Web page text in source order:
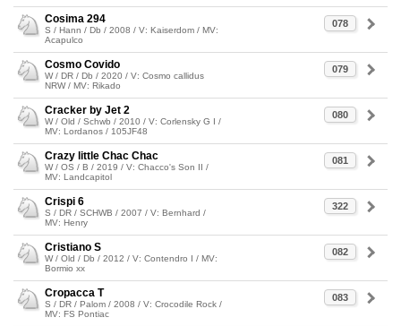
078
Cosima 294
S / Hann / Db / 2008 / V: Kaiserdom / MV:
Acapulco
079
Cosmo Covido
W / DR / Db / 2020 / V: Cosmo callidus
NRW / MV: Rikado
080
Cracker by Jet 2
W / Old / Schwb / 2010 / V: Corlensky G I /
MV: Lordanos / 105JF48
081
Crazy little Chac Chac
W / OS / B / 2019 / V: Chacco's Son II /
MV: Landcapitol
322
Crispi 6
S / DR / SCHWB / 2007 / V: Bernhard /
MV: Henry
082
Cristiano S
W / Old / Db / 2012 / V: Contendro I / MV:
Bormio xx
083
Cropacca T
S / DR / Palom / 2008 / V: Crocodile Rock /
MV: FS Pontiac